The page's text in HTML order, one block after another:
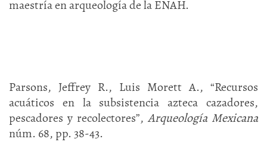
maestría en arqueología de la ENAH.
Parsons, Jeffrey R., Luis Morett A., “Recursos
acuáticos en la subsistencia azteca cazadores,
pescadores y recolectores”, Arqueología Mexicana
núm. 68, pp. 38-43.